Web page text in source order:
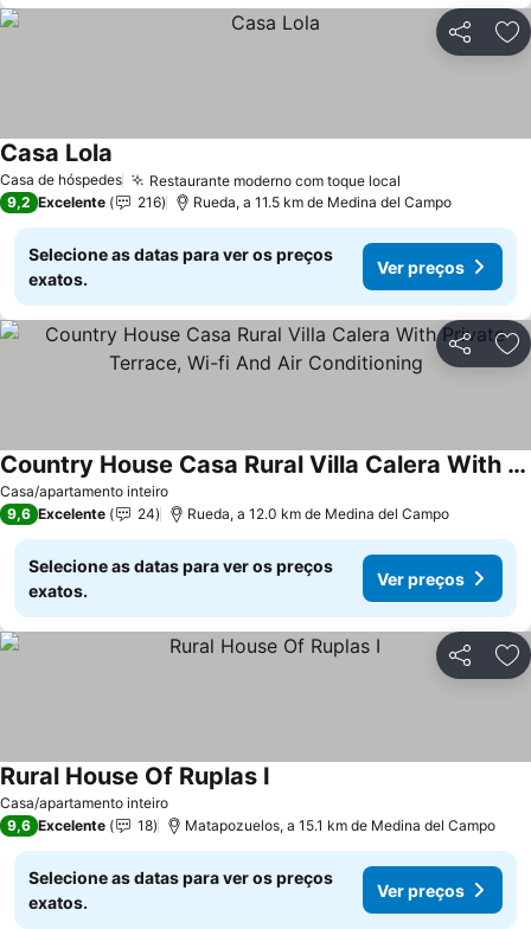
Partilhar
Casa de hóspedes Restaurante moderno com toque local
Casa Lola
9,2 Excelente 216 Rueda, a 11.5 km de Medina del Campo
Selecione as datas para ver os preços
exatos.
Ver preços
Partilhar
Casa/apartamento inteiro
Country House Casa Rural Villa Calera With Private Terrace, Wi-fi And Air Conditioning
Ver preços
9,6 Excelente 24 Rueda, a 12.0 km de Medina del Campo
Selecione as datas para ver os preços
exatos.
Ver preços
Partilhar
Casa/apartamento inteiro
Rural House Of Ruplas I
9,6 Excelente 18 Matapozuelos, a 15.1 km de Medina del Campo
Selecione as datas para ver os preços
exatos.
Ver preços